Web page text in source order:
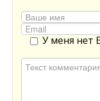
У меня нет